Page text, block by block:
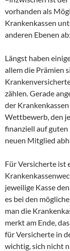
vorhanden als
Krankenkassen
anderen Ebenen
Längst haben
allem die Prämien
zählen. Gerade
der
Wettbewerb, den
finanziell auf
neuen Mitglied
Für Versicherte ist
jeweilige Kasse
es bei den
man die
merkt am Ende,
für Versicherte in
wichtig, sich nicht